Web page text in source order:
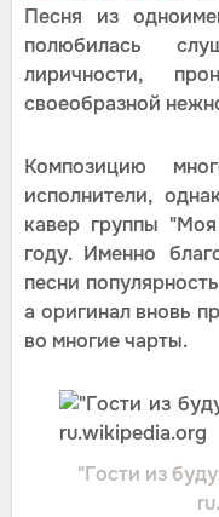
Песня из
полюбилась
лиричности,
своеобразной
Композицию
исполнители,
кавер группы
году. Именно
песни
а оригинал вновь
во многие чарты.
"Гости из